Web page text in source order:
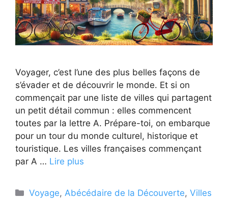
Voyager, c’est l’une des plus belles façons de
s’évader et de découvrir le monde. Et si on
commençait par une liste de villes qui partagent
un petit détail commun : elles commencent
toutes par la lettre A. Prépare-toi, on embarque
pour un tour du monde culturel, historique et
touristique. Les villes françaises commençant
par A … Lire plus
Catégories
Voyage,Abécédaire de la Découverte,Villes